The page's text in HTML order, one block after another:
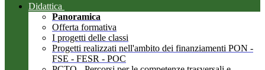
Didattica
Panoramica
Offerta formativa
I progetti delle classi
Progetti realizzati nell'ambito dei finanziamenti PON -
FSE - FESR - POC